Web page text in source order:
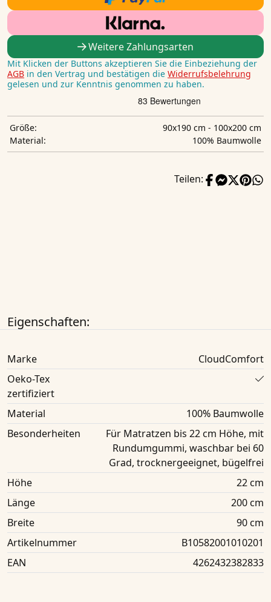
Weitere Zahlungsarten
Mit Klicken der Buttons akzeptieren Sie die Einbeziehung der
AGB in den Vertrag und bestätigen die Widerrufsbelehrung
gelesen und zur Kenntnis genommen zu haben.
Größe:
90x190 cm - 100x200 cm
Material:
100% Baumwolle
Teilen:
Eigenschaften:
Marke
CloudComfort
Oeko-Tex
zertifiziert
Material
100% Baumwolle
Besonderheiten
Für Matratzen bis 22 cm Höhe, mit
Rundumgummi, waschbar bei 60
Grad, trocknergeeignet, bügelfrei
Höhe
22 cm
Länge
200 cm
Breite
90 cm
Artikelnummer
B10582001010201
EAN
4262432382833